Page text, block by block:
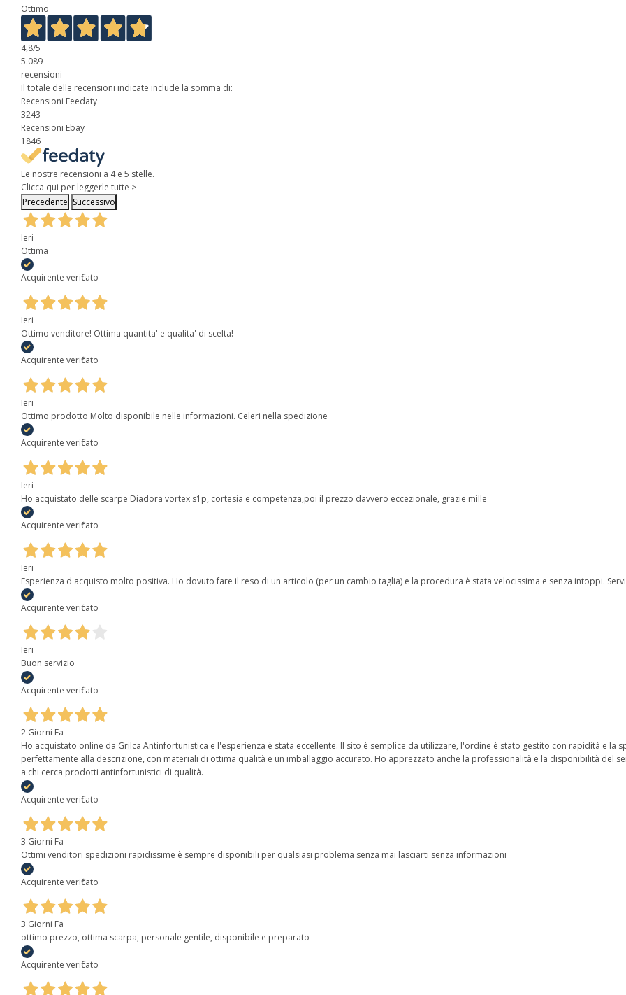
Ottimo
4,8/5
5.089
recensioni
Il totale delle recensioni indicate include la somma di:
Recensioni Feedaty
3243
Recensioni Ebay
1846
Le nostre recensioni a 4 e 5 stelle.
Clicca qui per leggerle tutte >
Precedente Successivo
Ieri
Ottima
Acquirente verificato
Ieri
Ottimo venditore! Ottima quantita' e qualita' di scelta!
Acquirente verificato
Ieri
Ottimo prodotto Molto disponibile nelle informazioni. Celeri nella spedizione
Acquirente verificato
Ieri
Ho acquistato delle scarpe Diadora vortex s1p, cortesia e competenza,poi il prezzo davvero eccezionale, grazie mille
Acquirente verificato
Ieri
Esperienza d'acquisto molto positiva. Ho dovuto fare il reso di un articolo (per un cambio taglia) e la procedura è stata velocissima e senza intoppi.
Acquirente verificato
Ieri
Buon servizio
Acquirente verificato
2 Giorni Fa
Ho acquistato online da Grilca Antinfortunistica e l'esperienza è stata eccellente. Il sito è semplice da utilizzare, l'ordine è stato gestito con rapidità e
perfettamente alla descrizione, con materiali di ottima qualità e un imballaggio accurato. Ho apprezzato anche la professionalità e la disponibilità del
a chi cerca prodotti antinfortunistici di qualità.
Acquirente verificato
3 Giorni Fa
Ottimi venditori spedizioni rapidissime è sempre disponibili per qualsiasi problema senza mai lasciarti senza informazioni
Acquirente verificato
3 Giorni Fa
ottimo prezzo, ottima scarpa, personale gentile, disponibile e preparato
Acquirente verificato